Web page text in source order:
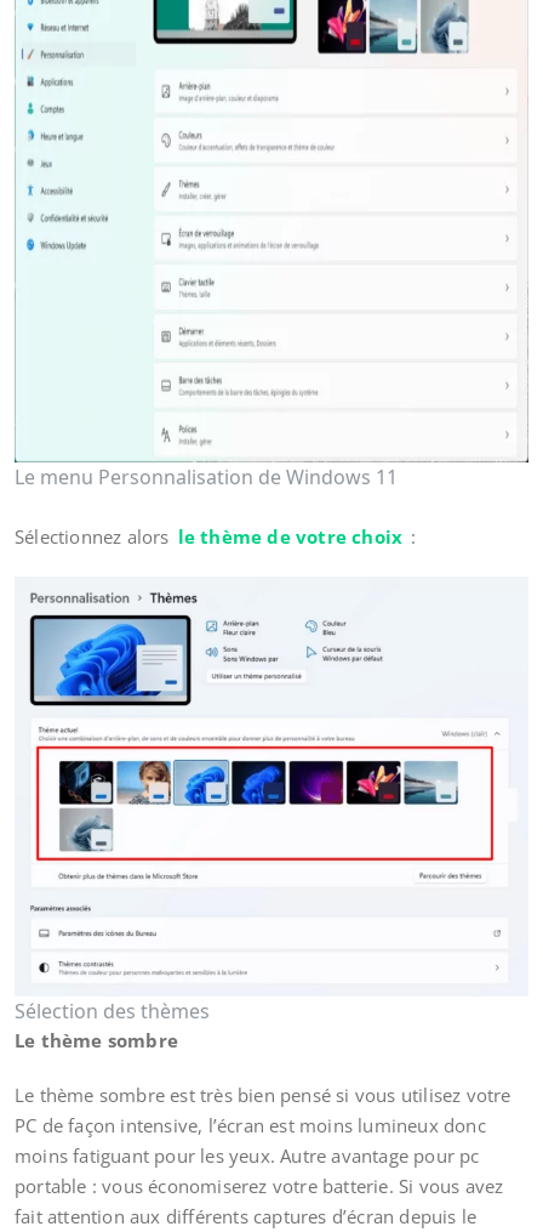
Le menu Personnalisation de Windows 11
Sélectionnez alors le thème de votre choix :
Sélection des thèmes
Le thème sombre
Le thème sombre est très bien pensé si vous utilisez votre
PC de façon intensive, l’écran est moins lumineux donc
moins fatiguant pour les yeux. Autre avantage pour pc
portable : vous économiserez votre batterie. Si vous avez
fait attention aux différents captures d’écran depuis le